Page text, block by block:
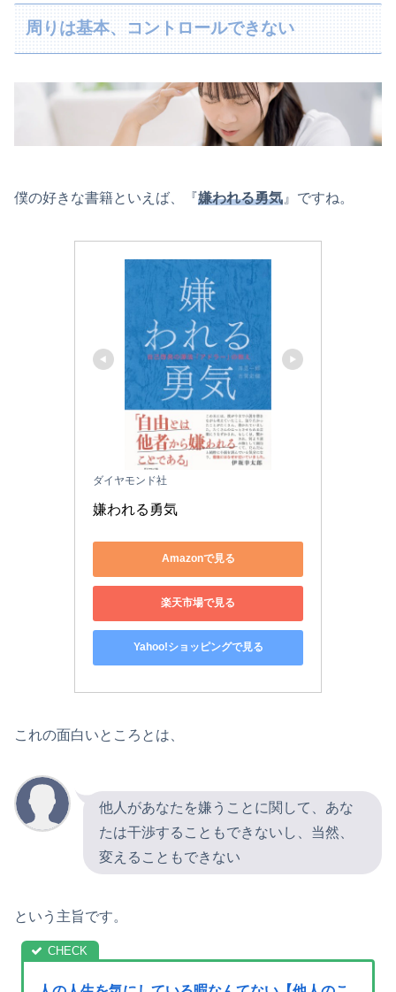
周りは基本、コントロールできない
僕の好きな書籍といえば、『嫌われる勇気 』ですね。
ダイヤモンド社
嫌われる勇気
Amazonで見る
楽天市場で見る
Yahoo!ショッピングで見る
これの面白いところとは、
他人があなたを嫌うことに関して、あな
たは干渉することもできないし、当然、
変えることもできない
という主旨です。